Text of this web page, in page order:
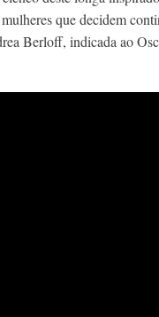
que decidem
Berloff, indicada ao